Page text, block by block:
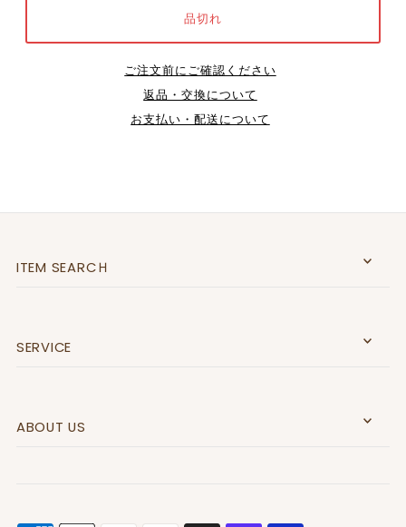
ご注文前にご確認ください
返品・交換について
お支払い・配送について
ITEM SEARCＨ
SERVICE
ABOUT US